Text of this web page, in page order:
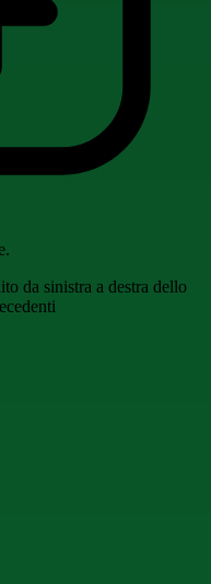
da sinistra a destra dello